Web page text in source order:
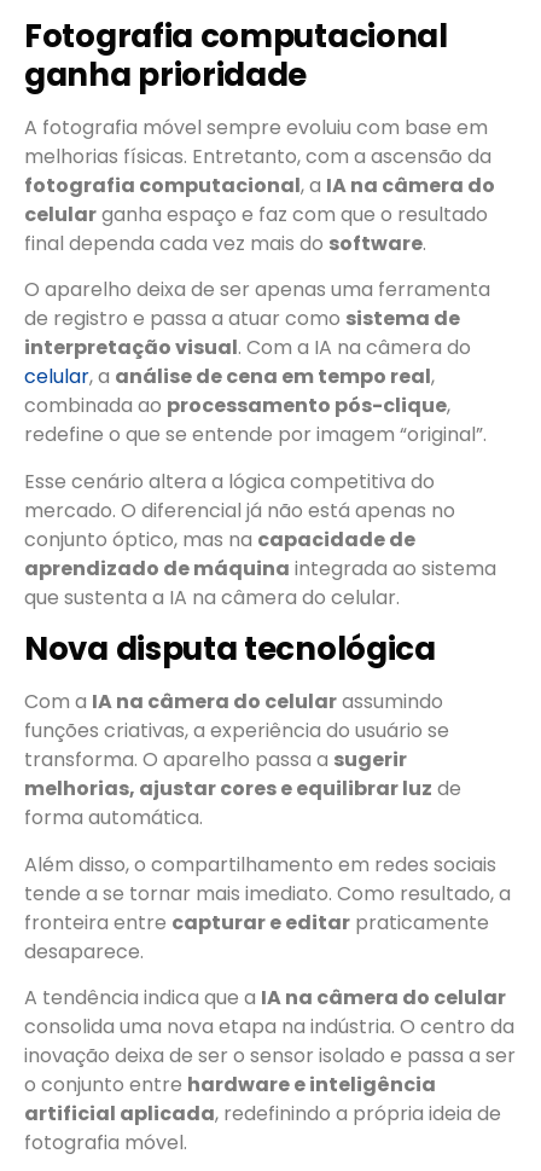
Fotografia computacional
ganha prioridade
A fotografia móvel sempre evoluiu com base em
melhorias físicas. Entretanto, com a ascensão da
fotografia computacional, a IA na câmera do
celularganha espaço e faz com que o resultado
final dependa cada vez mais do software.
O aparelho deixa de ser apenas uma ferramenta
de registro e passa a atuar como sistema de
interpretação visual. Com a IA na câmera do
celular, a análise de cena em tempo real,
combinada ao processamento pós-clique,
redefine o que se entende por imagem “original”.
Esse cenário altera a lógica competitiva do
mercado. O diferencial já não está apenas no
conjunto óptico, mas na capacidade de
aprendizado de máquina integrada ao sistema
que sustenta a IA na câmera do celular.
Nova disputa tecnológica
Com a IA na câmera do celularassumindo
funções criativas, a experiência do usuário se
transforma. O aparelho passa a sugerir
melhorias, ajustar cores e equilibrar luz de
forma automática.
Além disso, o compartilhamento em redes sociais
tende a se tornar mais imediato. Como resultado, a
fronteira entre capturar e editar praticamente
desaparece.
A tendência indica que a IA na câmera do celular
consolida uma nova etapa na indústria. O centro da
inovação deixa de ser o sensor isolado e passa a ser
o conjunto entre hardware e inteligência
artificial aplicada, redefinindo a própria ideia de
fotografia móvel.